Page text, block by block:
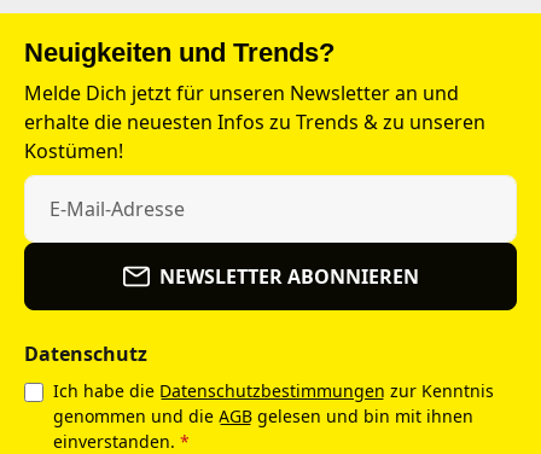
Neuigkeiten und Trends?
Melde Dich jetzt für unseren Newsletter an und
erhalte die neuesten Infos zu Trends & zu unseren
Kostümen!
NEWSLETTER ABONNIEREN
Datenschutz
Ich habe die Datenschutzbestimmungen zur Kenntnis
genommen und die AGB gelesen und bin mit ihnen
einverstanden. *